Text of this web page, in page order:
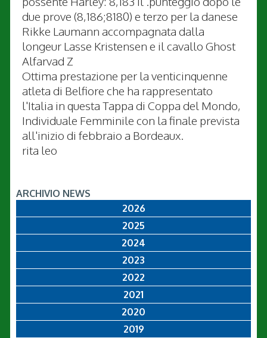
due prove (8,186;8180) e terzo per la danese
Rikke Laumann accompagnata dalla
longeur Lasse Kristensen e il cavallo Ghost
Alfarvad Z
Ottima prestazione per la venticinquenne
atleta di Belfiore che ha rappresentato
l'Italia in questa Tappa di Coppa del Mondo,
Individuale Femminile con la finale prevista
all'inizio di febbraio a Bordeaux.
rita leo
ARCHIVIO NEWS
2026
2025
2024
2023
2022
2021
2020
2019